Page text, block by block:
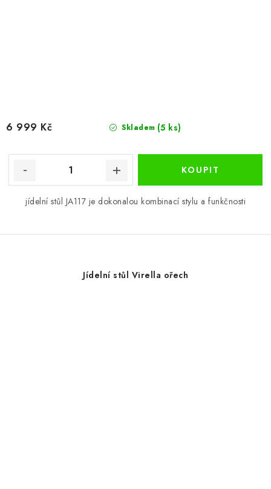
Skladem (5 ks)
6 999 Kč
jídelní stůl JA117 je dokonalou kombinací stylu a funkčnosti
Jídelní stůl Virella ořech